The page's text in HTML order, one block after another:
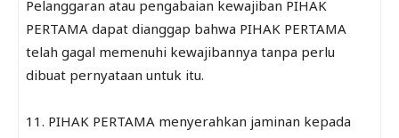
Pelanggaran atau pengabaian kewajiban PIHAK
PERTAMA dapat dianggap bahwa PIHAK PERTAMA
telah gagal memenuhi kewajibannya tanpa perlu
dibuat pernyataan untuk itu.
11. PIHAK PERTAMA menyerahkan jaminan kepada